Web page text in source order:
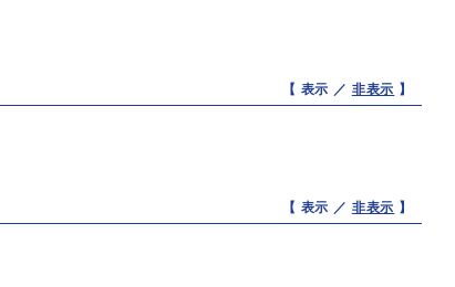
【 表示 ／ 非表示 】
【 表示 ／ 非表示 】